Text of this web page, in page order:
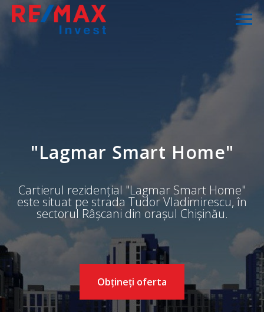
"Lagmar Smart Home"
Cartierul rezidențial "Lagmar Smart Home"
este situat pe strada Tudor Vladimirescu, în
sectorul Râșcani din orașul Chișinău.
Obțineți oferta